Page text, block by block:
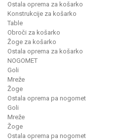
Ostala oprema za košarko
Konstrukcije za košarko
Table
Obroči za košarko
Žoge za košarko
Ostala oprema za košarko
NOGOMET
Goli
Mreže
Žoge
Ostala oprema pa nogomet
Goli
Mreže
Žoge
Ostala oprema pa nogomet